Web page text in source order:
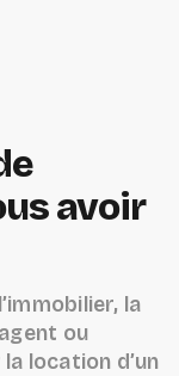
avoir
la
ou
location d’un